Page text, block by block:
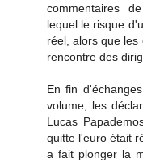
commentaires
lequel le risque
réel, alors que
rencontre des
En fin
volume, les
Lucas
quitte l'euro était
a fait plonger la